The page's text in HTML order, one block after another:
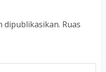
dipublikasikan. Ruas